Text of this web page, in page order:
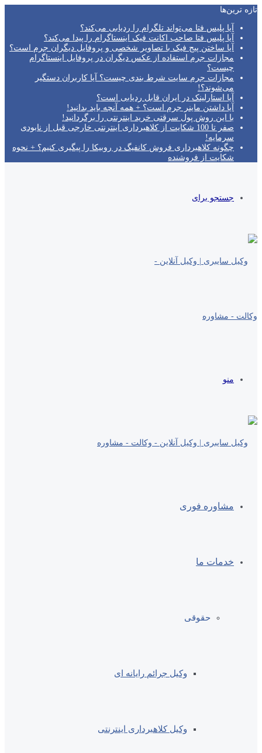
تازه‌ ترین‌ها
آیا پلیس فتا می‌تواند تلگرام را ردیابی می‌کند؟
آیا پلیس فتا صاحب اکانت فیک اینستاگرام را پیدا می‌کند؟
آیا ساختن پیج فیک با تصاویر شخصی و پروفایل دیگران جرم است؟
مجازات جرم استفاده از عکس دیگران در پروفایل اینستاگرام
چیست؟
مجازات جرم سایت شرط بندی چیست؟ آیا کاربران دستگیر
می‌شوند؟!
آیا استارلینک در ایران قابل ردیابی است؟
آیا داشتن ماینر جرم است؟ + همه آنچه باید بدانید!
با این روش پول سرقتی خرید اینترنتی را برگردانید!
صفر تا 100 شکایت از کلاهبرداری اینترنتی خارجی قبل از نابودی
سرمایه!
چگونه کلاهبرداری فروش کانفیگ در روبیکا را پیگیری کنیم؟ + نحوه
شکایت از فروشنده
جستجو برای
منو
مشاوره فوری
خدمات ما
حقوقی
وکیل جرائم رایانه ای
وکیل کلاهبرداری اینترنتی